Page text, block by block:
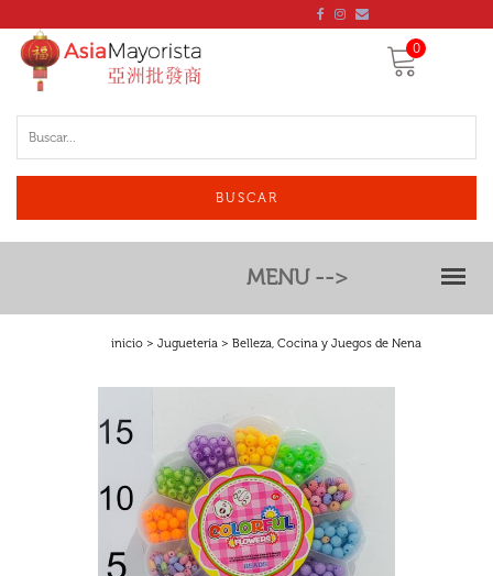
0
BUSCAR
MENU -->
inicio > Juguetería > Belleza, Cocina y Juegos de Nena